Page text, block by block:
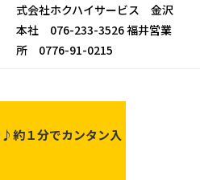
式会社ホクハイサービス 金沢
本社 076-233-3526 福井営業
所 0776-91-0215
♪約１分でカンタン入